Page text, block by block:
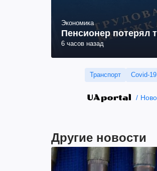
Экономика
Пенсионер потерял
6 часов назад
Транспорт Сovid-19
Другие новости